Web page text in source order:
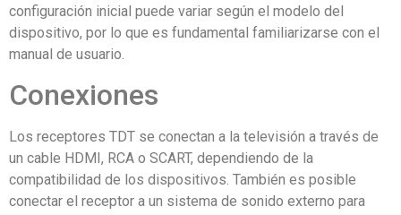
configuración inicial puede variar según el modelo del
dispositivo, por lo que es fundamental familiarizarse con el
manual de usuario.
Conexiones
Los receptores TDT se conectan a la televisión a través de
un cable HDMI, RCA o SCART, dependiendo de la
compatibilidad de los dispositivos. También es posible
conectar el receptor a un sistema de sonido externo para